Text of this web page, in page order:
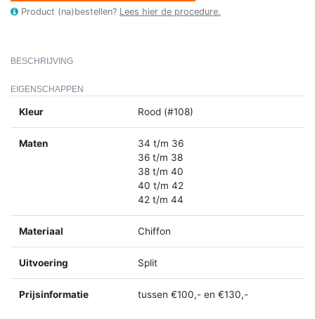
Product (na)bestellen? Lees hier de procedure.
BESCHRIJVING
EIGENSCHAPPEN
Kleur Rood (#108)
Maten
34 t/m 36
36 t/m 38
38 t/m 40
40 t/m 42
42 t/m 44
Materiaal Chiffon
Uitvoering Split
Prijsinformatie tussen €100,- en €130,-